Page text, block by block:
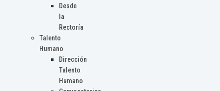
Desde
la
Rectoría
Talento
Humano
Dirección
Talento
Humano